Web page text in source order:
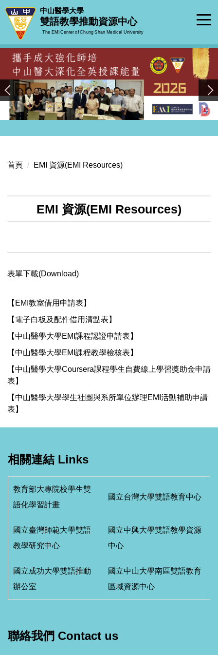
跳
到
要
區
中山醫學大學
雙語教學推動資源中心
The EMI Center of Chung Shan Medical University
首頁 EMI 資源(EMI Resources)
EMI 資源(EMI Resources)
表單下載(Download)
【EMI教室借用申請表】
【電子白板及配件借用清點表】
【中山醫學大學EMI課程認證申請表】
【中山醫學大學EMI課程教學檢核表】
【中山醫學大學Coursera課程學生自費線上學習獎助金申請
表】
【中山醫學大學學生社團與系所單位辦理EMI活動補助申請
表】
相關連結 Links
教育部大專院校學生雙
語化學習計畫
國立台灣大學雙語教育中心
國立臺灣師範大學雙語
教學研究中心
國立中興大學雙語教學資源
中心
國立成功大學雙語推動
辦公室
國立中山大學南區雙語教育
區域資源中心
聯絡我們 Contact us